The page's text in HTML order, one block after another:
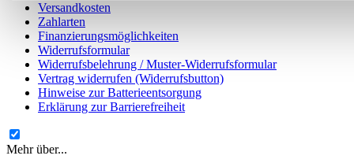
Versandkosten
Zahlarten
Finanzierungsmöglichkeiten
Widerrufsformular
Widerrufsbelehrung / Muster-Widerrufsformular
Vertrag widerrufen (Widerrufsbutton)
Hinweise zur Batterieentsorgung
Erklärung zur Barrierefreiheit
Mehr über...